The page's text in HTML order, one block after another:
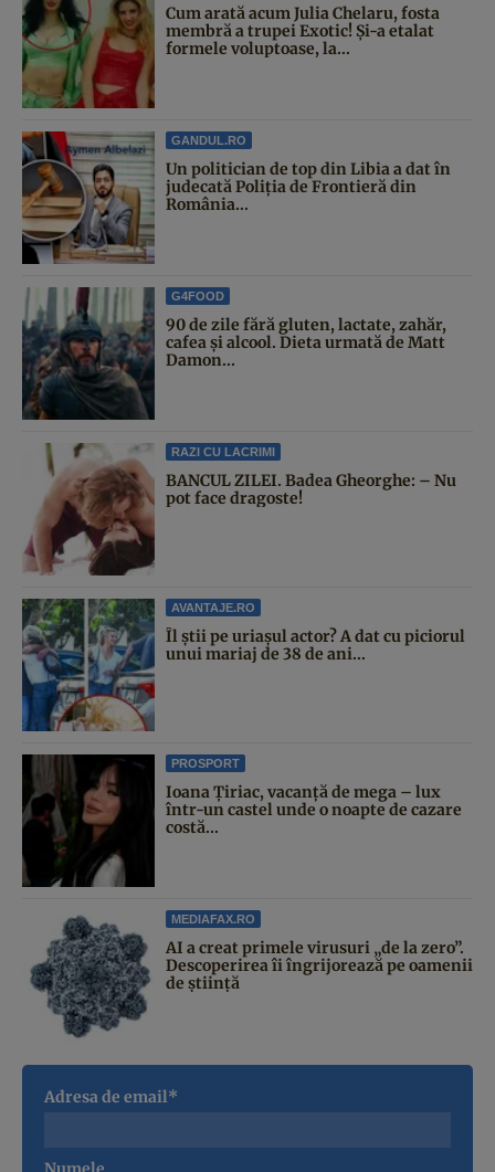
Cum arată acum Julia Chelaru, fosta
membră a trupei Exotic! Și-a etalat
formele voluptoase, la...
GANDUL.RO
Un politician de top din Libia a dat în
judecată Poliția de Frontieră din
România...
G4FOOD
90 de zile fără gluten, lactate, zahăr,
cafea și alcool. Dieta urmată de Matt
Damon...
RAZI CU LACRIMI
BANCUL ZILEI. Badea Gheorghe: – Nu
pot face dragoste!
AVANTAJE.RO
Îl știi pe uriașul actor? A dat cu piciorul
unui mariaj de 38 de ani...
PROSPORT
Ioana Țiriac, vacanță de mega – lux
într-un castel unde o noapte de cazare
costă...
MEDIAFAX.RO
AI a creat primele virusuri „de la zero”.
Descoperirea îi îngrijorează pe oamenii
de știință
Adresa de email*